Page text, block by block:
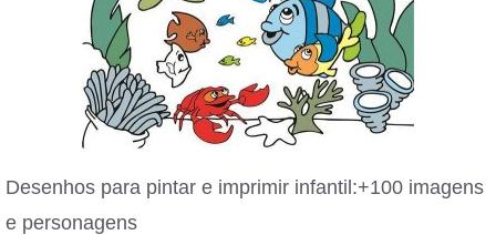
Desenhos para pintar e imprimir infantil:+100 imagens
e personagens